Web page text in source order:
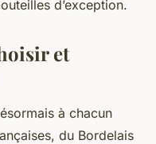
d’exception.
et
à chacun
du Bordelais